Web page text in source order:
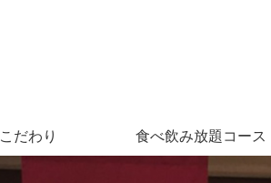
こだわり 食べ飲み放題コース